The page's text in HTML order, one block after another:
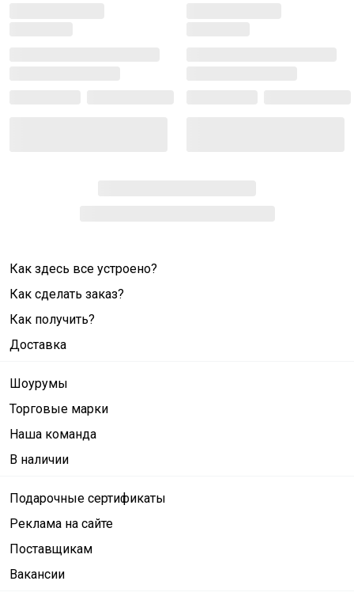
Как здесь все устроено?
Как сделать заказ?
Как получить?
Доставка
Шоурумы
Торговые марки
Наша команда
В наличии
Подарочные сертификаты
Реклама на сайте
Поставщикам
Вакансии